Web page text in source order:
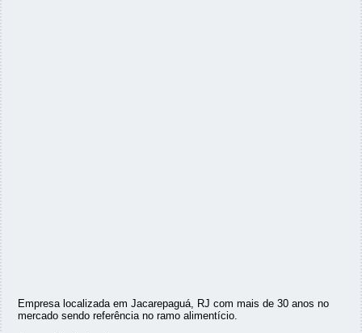
Empresa localizada em Jacarepaguá, RJ com mais de 30 anos no
mercado sendo referência no ramo alimentício.